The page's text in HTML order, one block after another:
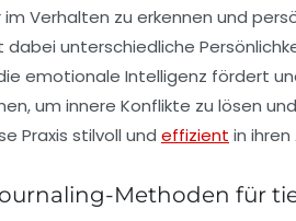
Verhalten zu erkennen und
unterschiedliche
emotionale Intelligenz fördert
um innere Konflikte zu lösen
Praxis stilvoll und effizient in
Methoden für